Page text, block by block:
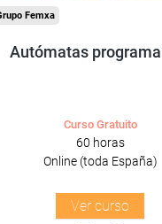
Femxa
Autómatas
Curso Gratuito
60 horas
Online (toda España)
Ver curso